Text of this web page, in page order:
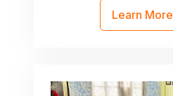
Learn More